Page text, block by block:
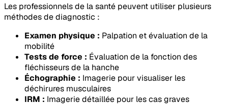
Les professionnels de la santé peuvent utiliser plusieurs
méthodes de diagnostic :
Examen physique : Palpation et évaluation de la
mobilité
Tests de force : Évaluation de la fonction des
fléchisseurs de la hanche
Échographie : Imagerie pour visualiser les
déchirures musculaires
IRM : Imagerie détaillée pour les cas graves